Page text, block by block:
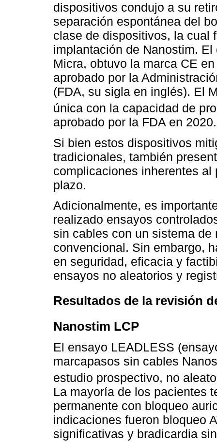
dispositivos condujo a su
separación espontánea del
clase de dispositivos, la cual
implantación de Nanostim.
Micra, obtuvo la marca CE
aprobado por la
(FDA, su sigla en inglés). El
única con la capacidad de
aprobado por la FDA en 2020.
Si bien estos dispositivos
tradicionales, también
complicaciones inherentes
plazo.
Adicionalmente, es
realizado ensayos
sin cables con un sistema
convencional. Sin embargo,
en seguridad, eficacia y
ensayos no aleatorios y
Resultados de la revisión
Nanostim LCP
El ensayo LEADLESS
marcapasos sin cables
estudio prospectivo, no
La mayoría de los pacientes
permanente con bloqueo
indicaciones fueron bloqueo
significativas y bradicardia